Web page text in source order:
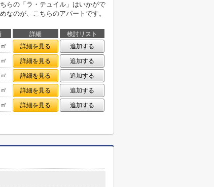
らの「ラ・テュイル」はいかがで
なのが、こちらのアパートです。
詳細
検討リスト
詳細を見る
追加する
詳細を見る
追加する
詳細を見る
追加する
詳細を見る
追加する
詳細を見る 追加する